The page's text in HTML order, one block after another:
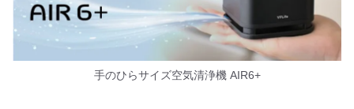
手のひらサイズ空気清浄機 AIR6+